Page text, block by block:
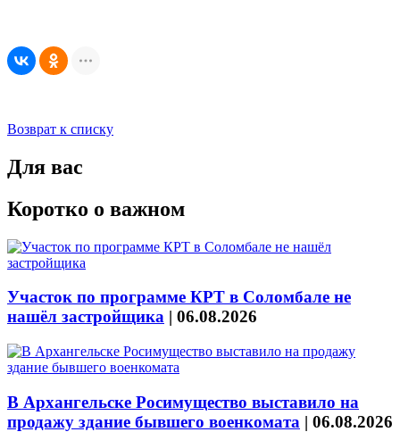
Возврат к списку
Для вас
Коротко о важном
Участок по программе КРТ в Соломбале не
нашёл застройщика | 06.08.2026
В Архангельске Росимущество выставило на
продажу здание бывшего военкомата | 06.08.2026